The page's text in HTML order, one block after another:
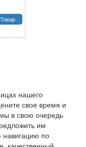
Товар
нашего
свое время и
в свою очередь
им
навигацию по